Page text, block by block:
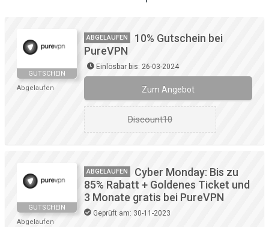
GUTSCHEIN
Abgelaufen
ABGELAUFEN
10% Gutschein bei
PureVPN
Einlösbar bis: 26-03-2024
Zum Angebot
Discount10
GUTSCHEIN
Abgelaufen
ABGELAUFEN
Cyber Monday: Bis zu
85% Rabatt + Goldenes Ticket und
3 Monate gratis bei PureVPN
Geprüft am: 30-11-2023